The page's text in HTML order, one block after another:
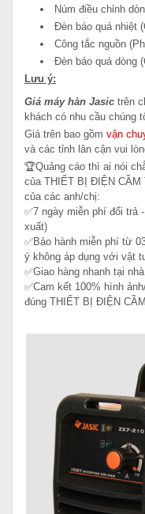
Núm điều chỉnh
Đèn báo quá nhiệt
Công tắc nguồn
Đèn báo quá dòng
Lưu ý:
Giá máy hàn Jasic trên
khách có nhu cầu chúng
Giá trên bao gồm vận
và các tỉnh lân cận vui
🏆Quảng cáo thì ai nói
của THIẾT BỊ ĐIỆN CẦM
của các anh/chị:
✅7 ngày miễn phí đổi trả
xuất)
✅Bảo hành miễn phí từ
ý không áp dụng với vật
✅Giao hàng nhanh tại
✅Cam kết 100% hình
đúng THIẾT BỊ ĐIỆN